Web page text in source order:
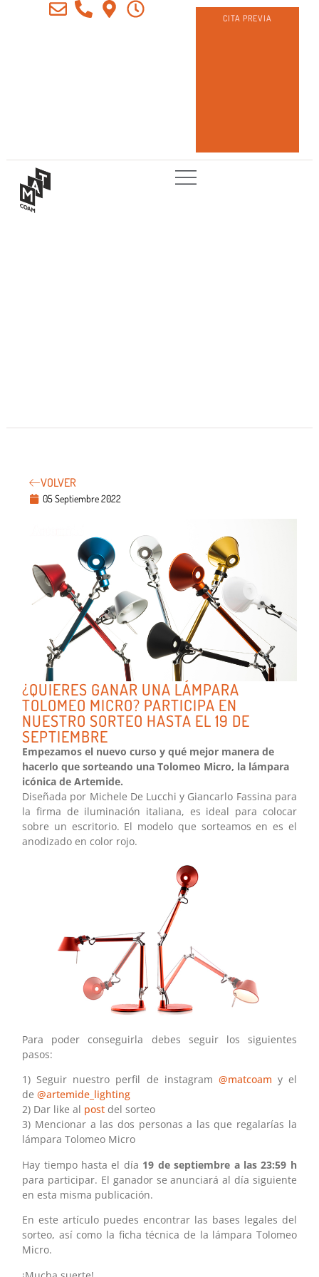
CITA PREVIA
VOLVER
05 Septiembre 2022
¿QUIERES GANAR UNA LÁMPARA
TOLOMEO MICRO? PARTICIPA EN
NUESTRO SORTEO HASTA EL 19 DE
SEPTIEMBRE
Empezamos el nuevo curso y qué mejor manera de
hacerlo que sorteando una Tolomeo Micro, la lámpara
icónica de Artemide.
Diseñada por Michele De Lucchi y Giancarlo Fassina para
la firma de iluminación italiana, es ideal para colocar
sobre un escritorio. El modelo que sorteamos en es el
anodizado en color rojo.
Para poder conseguirla debes seguir los siguientes
pasos:
1) Seguir nuestro perfil de instagram @matcoam y el
de@artemide_lighting
2) Dar like al post del sorteo
3) Mencionar a las dos personas a las que regalarías la
lámpara Tolomeo Micro
Hay tiempo hasta el día 19 de septiembre a las 23:59 h
para participar. El ganador se anunciará al día siguiente
en esta misma publicación.
En este artículo puedes encontrar las bases legales del
sorteo, así como la ficha técnica de la lámpara Tolomeo
Micro.